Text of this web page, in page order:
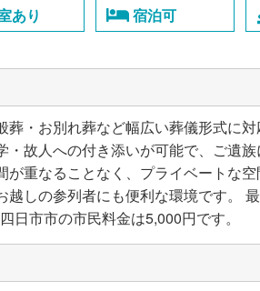
あり 宿泊可
・お別れ葬など幅広い葬儀形式に
故人への付き添いが可能で、ご遺族
重なることなく、プライベートな
しの参列者にも便利な環境です。
市市の市民料金は5,000円です。